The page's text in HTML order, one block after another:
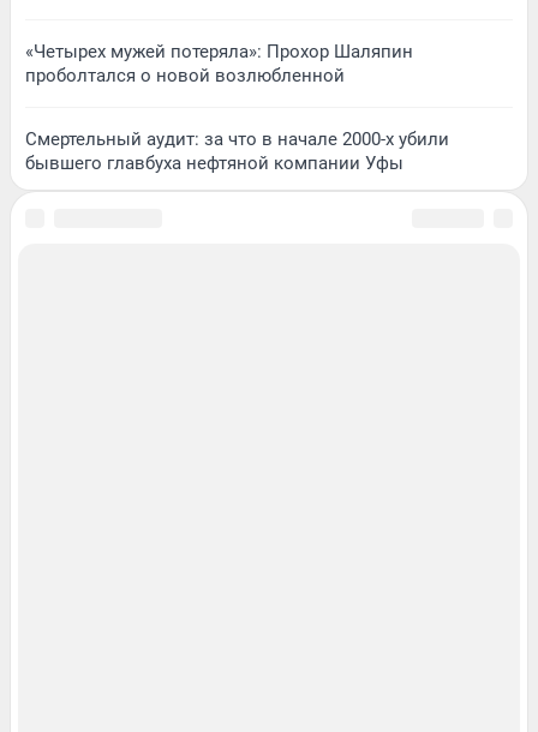
«Четырех мужей потеряла»: Прохор Шаляпин
проболтался о новой возлюбленной
Смертельный аудит: за что в начале 2000-х убили
бывшего главбуха нефтяной компании Уфы